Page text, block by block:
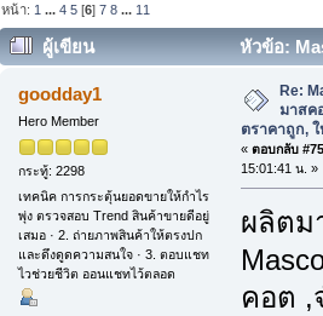
หน้า: 1 ...4 5 [6]7 8 ... 11
ผู้เขียน
หัวข้อ:
ตราคาถูก, ให้เช่า, ซ่อม, ซัก (อ่าน 3003
goodday1
Hero Member
กระทู้: 2298
เทคนิค การกระตุ้นยอดขายให้กำไร
พุ่ง ตรวจสอบ Trend สินค้าขายดีอยู่
เสมอ · 2. ถ่ายภาพสินค้าให้ตรงปก
และดึงดูดความสนใจ · 3. ตอบแชท
ไวช่วยชีวิต ออนแชทไว้ตลอด
Re:
มาสค
ตราคาถูก,
« ตอบกลับ
15:01:41 น. »
ผลิตม
คอต ,